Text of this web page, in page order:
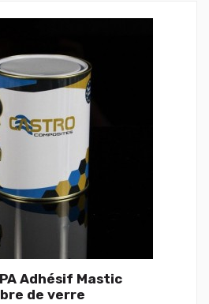
Adhésif Mastic
de verre